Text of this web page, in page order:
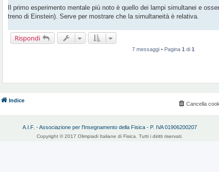
s
s
a
g
o
Il primo esperimento mentale più noto è quello dei lampi simultanei e
treno di Einstein). Serve per mostrare che la simultaneità è relativa.
Rispondi
7 messaggi • Pagina 1 di 1
Indice
Cancella
A.I.F. - Associazione per l'Insegnamento della Fisica - P. IVA 01906200207
Copyright © 2017 Olimpiadi Italiane di Fisica. Tutti i diritti riservati.